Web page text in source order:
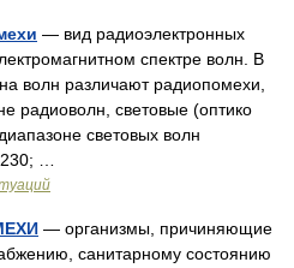
— вид радиоэлектронных
спектре волн. В
волн различают радиопомехи,
радиоволн, световые (оптико
световых волн
…
— организмы, причиняющие
санитарному состоянию